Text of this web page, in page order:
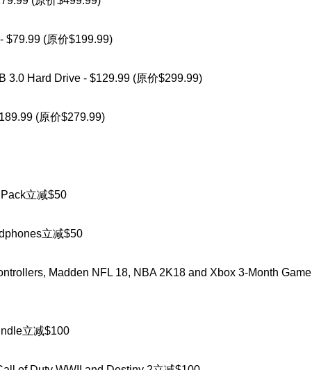
$79.99 (原价$199.99)
3.0 Hard Drive - $129.99 (原价$299.99)
(原价$279.99)
立减$50
立减$50
Madden NFL 18, NBA 2K18 and Xbox 3-Month Game
立减$100